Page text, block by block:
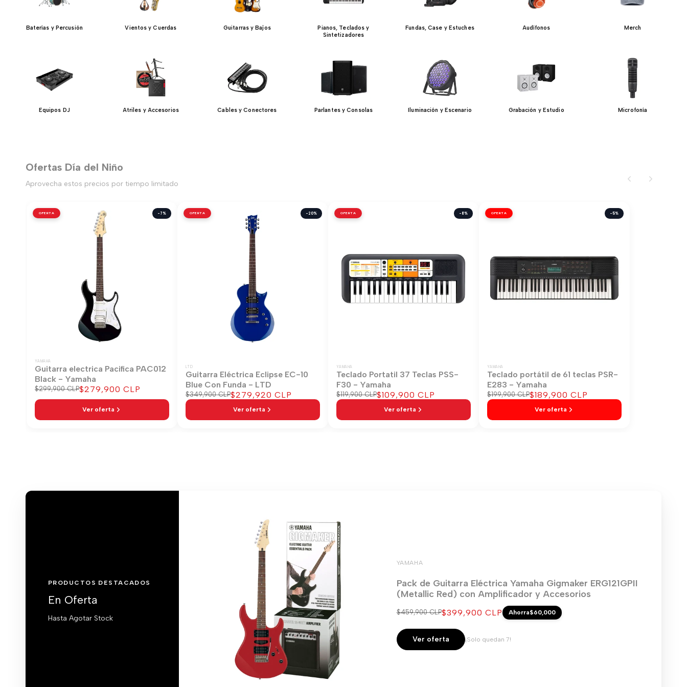
Baterías y Percusión Vientos y Cuerdas Guitarras y Bajos
Pianos, Teclados y
Sintetizadores
Fundas, Case y Estuches Audífonos Merch
Equipos DJ Atriles y Accesorios Cables y Conectores Parlantes y Consolas Iluminación y Escenario Grabación y Estudio Microfonía
Ofertas Día del Niño
Aprovecha estos precios por tiempo limitado
OFERTA -7%
YAMAHA
Guitarra electrica Pacifica PAC012
Black - Yamaha
Precio
$299,900 CLPPrecio
de
venta
$279,900 CLP
Ver oferta
OFERTA -20%
LTD
Guitarra Eléctrica Eclipse EC-10
Blue Con Funda - LTD
Precio
regular
$349,900 CLPPrecio
venta
$279,920 CLP
Ver oferta
OFERTA -8%
YAMAHA
Teclado Portatil 37 Teclas PSS-
F30 - Yamaha
Precio
regular
$119,900 CLPPrecio
venta
$109,900 CLP
Ver oferta
OFERTA -5%
YAMAHA
Teclado portátil de 61 teclas PSR-
E283 - Yamaha
Precio
regular
$199,900 CLPPrecio
venta
$189,900 CLP
Ver oferta
PRODUCTOS DESTACADOS
En Oferta
Hasta Agotar Stock
YAMAHA
Pack de Guitarra Eléctrica Yamaha Gigmaker ERG121GPII
(Metallic Red) con Amplificador y Accesorios
Precio
$459,900 CLPPrecio
venta
$399,900 CLP Ahorra$60,000
Ver oferta ¡Solo quedan 7!